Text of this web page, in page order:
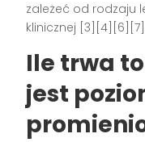
zależeć od rodzaju
klinicznej
Ile trwa
jest